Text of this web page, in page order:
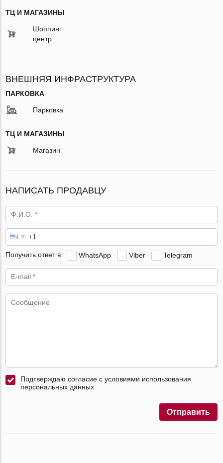
ТЦ И МАГАЗИНЫ
Шоппинг
центр
ВНЕШНЯЯ ИНФРАСТРУКТУРА
ПАРКОВКА
Парковка
ТЦ И МАГАЗИНЫ
Магазин
НАПИСАТЬ ПРОДАВЦУ
Получить ответ в WhatsApp Viber Telegram
Подтверждаю согласие с условиями использования
персональных данных
Отправить